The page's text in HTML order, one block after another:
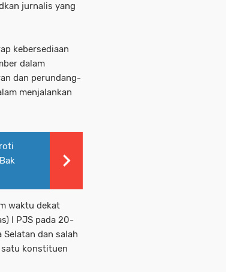
jurnalis yang
kebersediaan
dalam
dan perundang-
menjalankan
waktu dekat
I PJS pada 20-
dan salah
satu konstituen